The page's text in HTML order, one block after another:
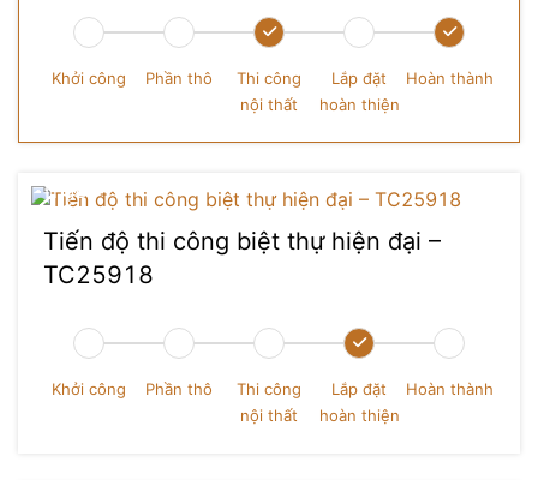
Khởi công Phần thô
Thi công
nội thất
Lắp đặt
hoàn thiện
Hoàn thành
Tiến độ thi công biệt thự hiện đại –
TC25918
Khởi công Phần thô
Thi công
nội thất
Lắp đặt
hoàn thiện
Hoàn thành